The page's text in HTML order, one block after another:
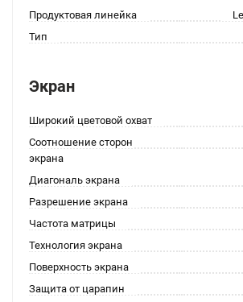
Продуктовая линейка
Тип
Экран
Широкий цветовой охват
Соотношение сторон
экрана
Диагональ экрана
Разрешение экрана
Частота матрицы
Технология экрана
Поверхность экрана
Защита от царапин